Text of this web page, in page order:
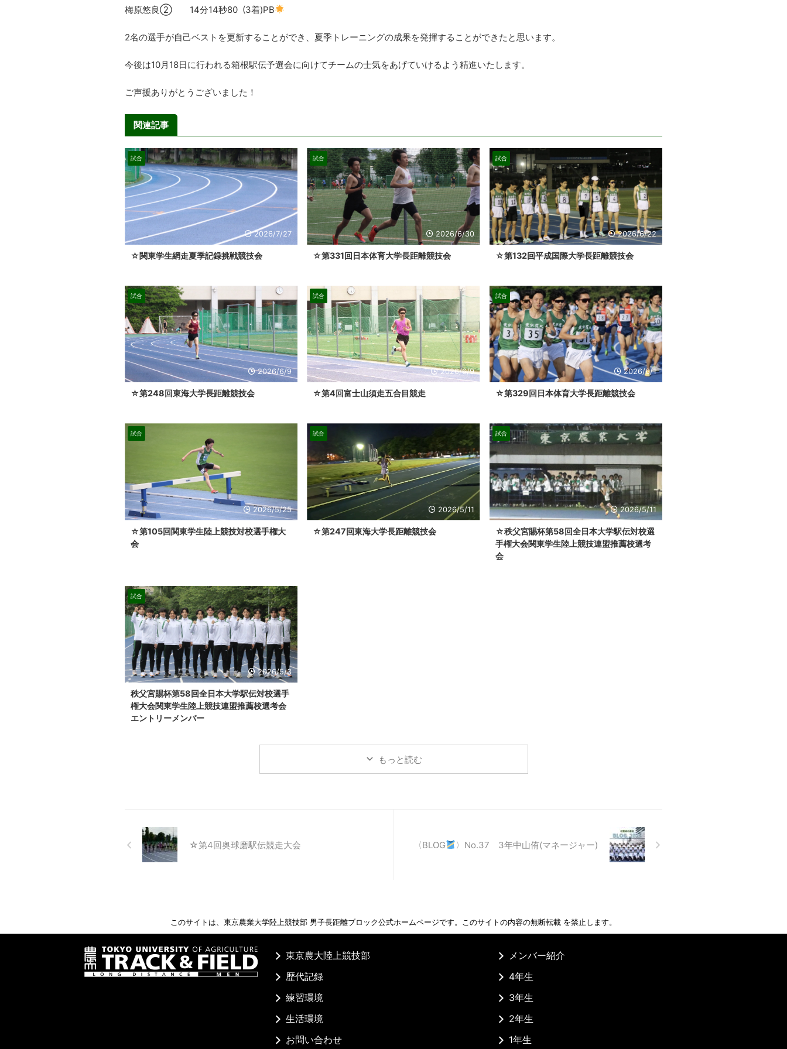
梅原悠良② 14分14秒80 (3着)PB
2名の選手が自己ベストを更新することができ、夏季トレーニングの成果を発揮することができたと思います。
今後は10月18日に行われる箱根駅伝予選会に向けてチームの士気をあげていけるよう精進いたします。
ご声援ありがとうございました！
関連記事
試合
2026/7/27
☆関東学生網走夏季記録挑戦競技会
試合
2026/6/30
☆第331回日本体育大学長距離競技会
試合
2026/6/22
☆第132回平成国際大学長距離競技会
試合
2026/6/9
☆第248回東海大学長距離競技会
試合
2026/6/9
☆第4回富士山須走五合目競走
試合
2026/6/1
☆第329回日本体育大学長距離競技会
試合
2026/5/25
☆第105回関東学生陸上競技対校選手権大
会
試合
2026/5/11
☆第247回東海大学長距離競技会
試合
2026/5/11
☆秩父宮賜杯第58回全日本大学駅伝対校選
手権大会関東学生陸上競技連盟推薦校選考
会
試合
2026/5/3
秩父宮賜杯第58回全日本大学駅伝対校選手
権大会関東学生陸上競技連盟推薦校選考会
エントリーメンバー
もっと読む
☆第4回奥球磨駅伝競走大会 〈BLOG 〉No.37 3年中山侑(マネージャー)
このサイトは、東京農業大学陸上競技部 男子長距離ブロック公式ホームページです。このサイトの内容の無断転載 を禁止します。
東京農大陸上競技部
歴代記録
練習環境
生活環境
お問い合わせ
メンバー紹介
4年生
3年生
2年生
1年生